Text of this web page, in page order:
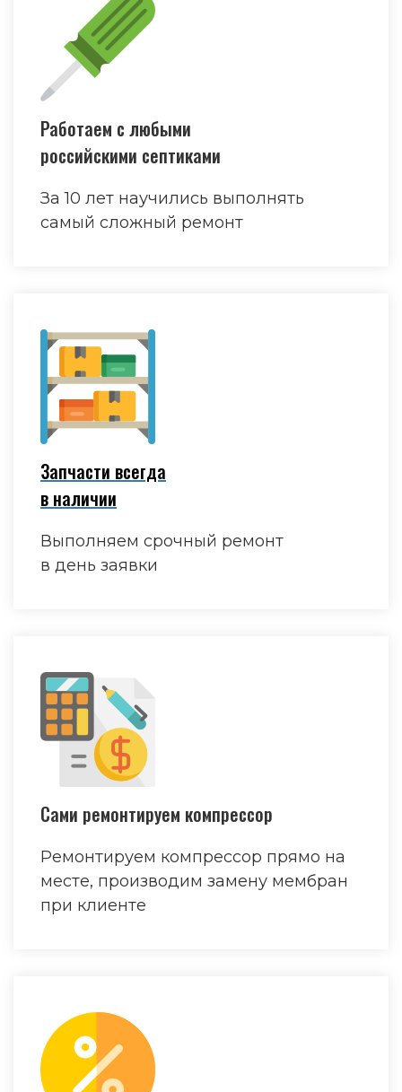
Работаем с любыми
российскими септиками
За 10 лет научились выполнять
самый сложный ремонт
Запчасти всегда
в наличии
Выполняем срочный ремонт
в день заявки
Сами ремонтируем компрессор
Ремонтируем компрессор прямо на
месте, производим замену мембран
при клиенте